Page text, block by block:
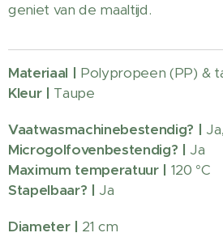
geniet van de maaltijd.
Materiaal | Polypropeen (PP) &
Kleur | Taupe
Vaatwasmachinebestendig? |
Microgolfovenbestendig? | Ja
Maximum temperatuur | 120 °C
Stapelbaar? | Ja
Diameter | 21 cm